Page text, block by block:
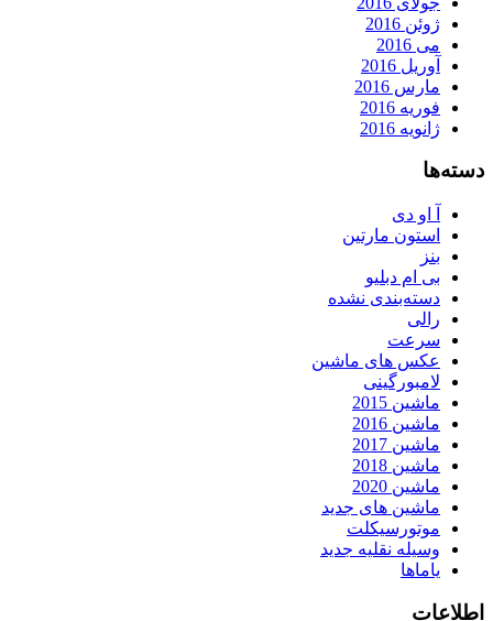
ژوئن 2016
می 2016
آوریل 2016
مارس 2016
فوریه 2016
ژانویه 2016
دسته‌ها
آ او دی
استون مارتین
بنز
بی ام دبلیو
دسته‌بندی نشده
رالی
سرعت
عکس های ماشین
لامبورگینی
ماشین 2015
ماشین 2016
ماشین 2017
ماشین 2018
ماشین 2020
ماشین های جدید
موتورسیکلت
وسیله نقلیه جدید
یاماها
اطلاعات